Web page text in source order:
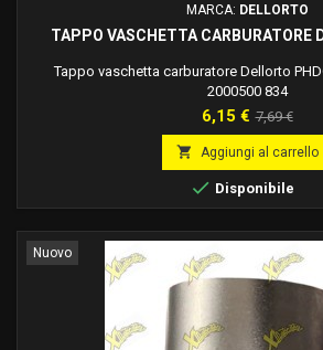
MARCA: DELLORTO
TAPPO VASCHETTA CARBURATORE
Tappo vaschetta carburatore Dellorto
2000500 834
Prezzo
6,15 € Prezzo
base
7,69 €
 Aggiungi al carrello
 Disponibile
Nuovo